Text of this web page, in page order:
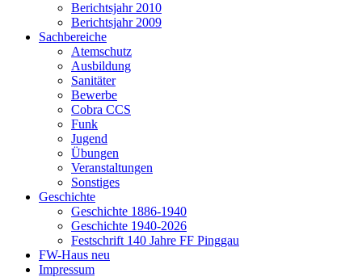
Berichtsjahr 2010
Berichtsjahr 2009
Sachbereiche
Atemschutz
Ausbildung
Sanitäter
Bewerbe
Cobra CCS
Funk
Jugend
Übungen
Veranstaltungen
Sonstiges
Geschichte
Geschichte 1886-1940
Geschichte 1940-2026
Festschrift 140 Jahre FF Pinggau
FW-Haus neu
Impressum